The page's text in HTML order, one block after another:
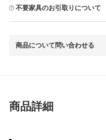
不要家具のお引取りについて
商品について問い合わせる
商品詳細